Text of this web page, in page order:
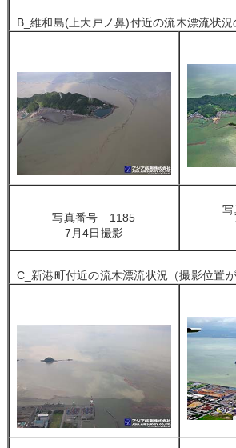
B_維和島(上大戸ノ鼻)付近の流木漂流状況
写真番号 1185
7月4日撮影
C_新港町付近の流木漂流状況（撮影位置が